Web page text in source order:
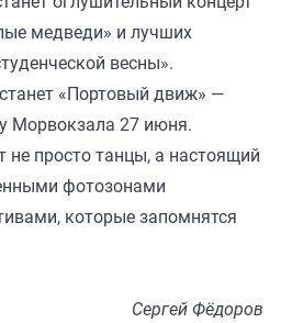
медведи» и лучших
весны».
«Портовый движ» —
Морвокзала 27 июня.
просто танцы, а настоящий
фотозонами
которые запомнятся
Сергей Фёдоров